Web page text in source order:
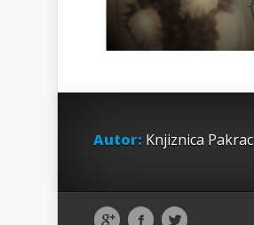
Autor: Knjiznica Pakrac